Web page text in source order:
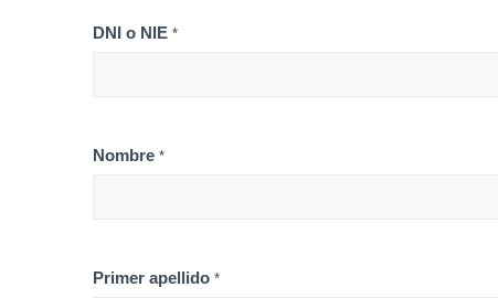
Curriculum
DNI o NIE *
Nombre *
Primer apellido *